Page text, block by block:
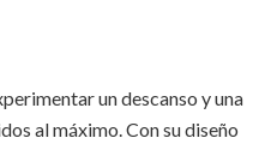
un descanso y una
al máximo. Con su diseño